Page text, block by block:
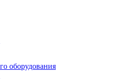
оборудования